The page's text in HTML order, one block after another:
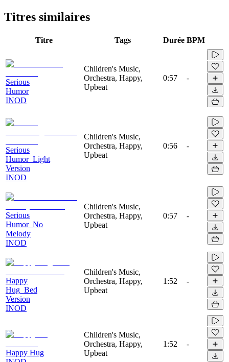
Titres similaires
Titre Tags Durée BPM
Serious
Humor
INOD
Children's Music,
Orchestra, Happy,
Upbeat
0:57 -
Serious
Humor_Light
Version
INOD
Children's Music,
Orchestra, Happy,
Upbeat
0:56 -
Serious
Humor_No
Melody
INOD
Children's Music,
Orchestra, Happy,
Upbeat
0:57 -
Happy
Hug_Bed
Version
INOD
Children's Music,
Orchestra, Happy,
Upbeat
1:52 -
Happy Hug
Children's Music,
Orchestra, Happy,
Upbeat
1:52 -